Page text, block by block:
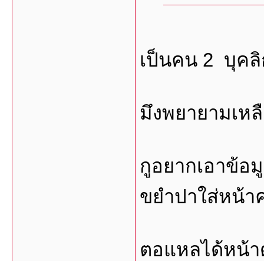
เป็นคน 2 บุคลิ
มึงพยายามเห
กูอยากเอาข้อ
ขยำปาใส่หน้า
ตอแหลได้หน้